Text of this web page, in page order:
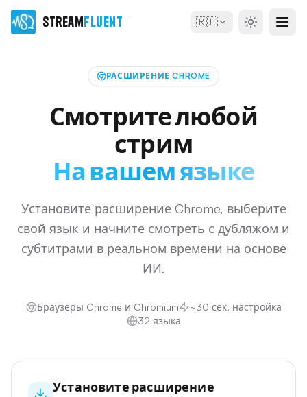
StreamFluent 🇷🇺
РАСШИРЕНИЕ CHROME
Смотрите любой
стрим
На вашем языке
Установите расширение Chrome, выберите
свой язык и начните смотреть с дубляжом и
субтитрами в реальном времени на основе
ИИ.
Браузеры Chrome и Chromium
~30 сек. настройка
32 языка
Установите расширение